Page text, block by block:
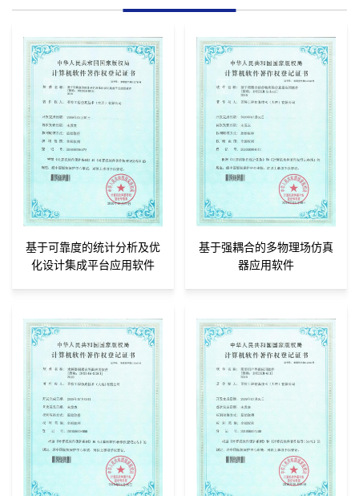
基于可靠度的统计分析及优
化设计集成平台应用软件
基于强耦合的多物理场仿真
器应用软件